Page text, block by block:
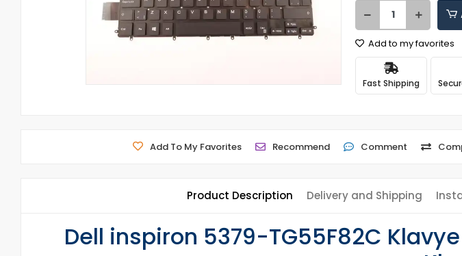
Add to my favorites
Fast Shipping
Add To My Favorites Recommend Comment
Product Description Delivery and Shipping
Dell inspiron 5379-TG55F82C Klavye